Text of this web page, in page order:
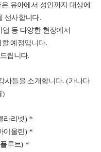
유아에서 성인까지 대상에
선사합니다.
업 등 다양한 현장에서
예정입니다.
립니다.
사들을 소개합니다. (가나다
)
라리넷) *
이올린 ) *
플루트) *